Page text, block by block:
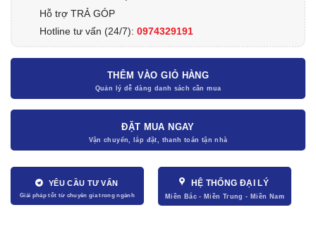
Hỗ trợ TRẢ GÓP
Hotline tư vấn (24/7): 0974329191
THÊM VÀO GIỎ HÀNG
ĐẶT MUA NGAY
YÊU CẦU TƯ VẤN HỆ THỐNG ĐẠI LÝ